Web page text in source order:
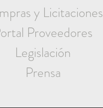
y Licitaciones
Proveedores
Legislación
Prensa